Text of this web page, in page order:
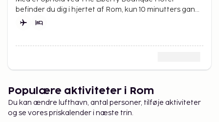
befinder du dig i hjertet af Rom, kun 10 minutters gang
fra Roma-La Sapienza.
Populære aktiviteter i Rom
Du kan ændre lufthavn, antal personer, tilføje aktiviteter
og se vores priskalender i næste trin.